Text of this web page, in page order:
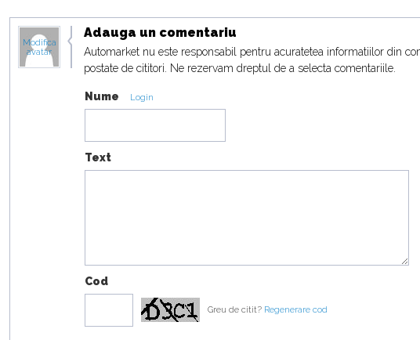
Modifica
avatar
Adauga un comentariu
Automarket nu este responsabil pentru acuratetea informatiilor din
postate de cititori. Ne rezervam dreptul de a selecta comentariile.
Nume Login
Text
Cod
Greu de citit? Regenerare cod